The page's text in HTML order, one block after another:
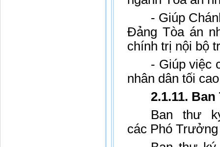
- Giúp
Đảng Tòa án
chính trị nội bộ
- Giúp việc
nhân dân tối
2.1.11.
Ban thư
các Phó